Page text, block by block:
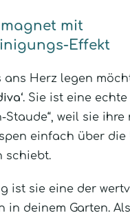
mit
Effekt
ans Herz legen
. Sie ist eine echte
weil sie ihre
einfach über die
schiebt.
ist sie eine der
in deinem Garten. Als